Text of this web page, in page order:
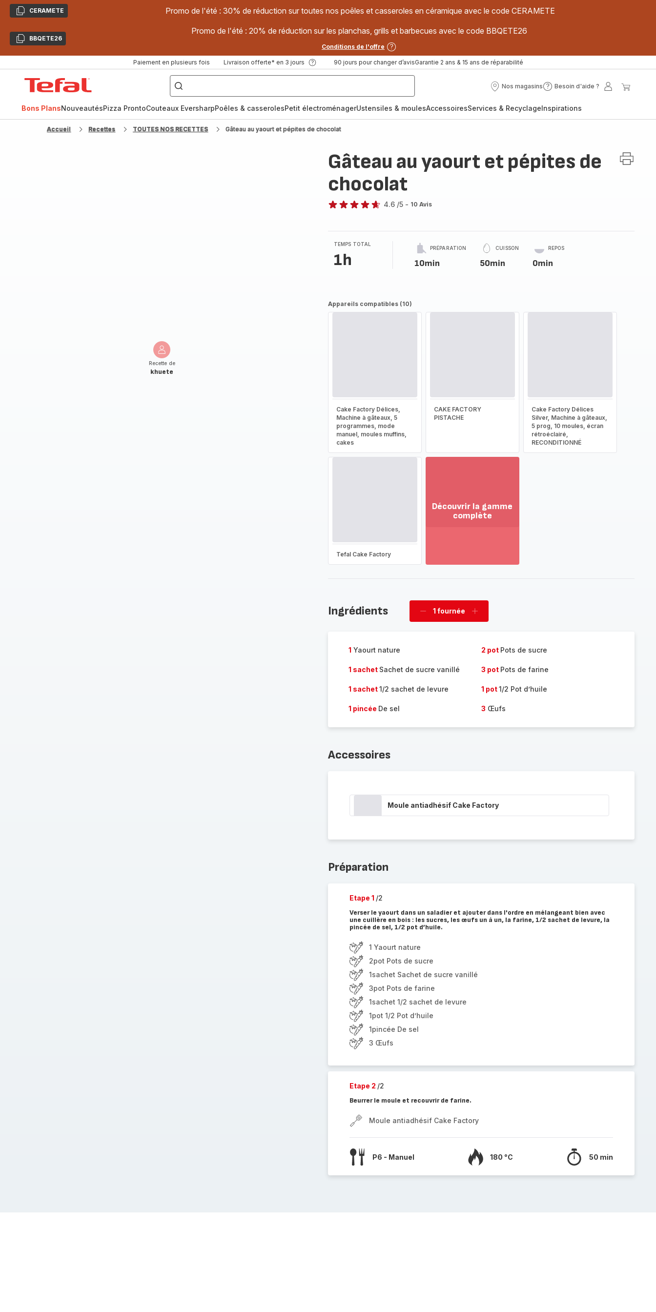
CopierCERAMETE Promo de l'été : 30% de réduction sur toutes nos poêles et casseroles en céramique avec le code CERAMETE
CopierBBQETE26
Promo de l'été : 20% de réduction sur les planchas, grills et barbecues avec le code BBQETE26
Conditions de l'offre
Paiement en plusieurs fois Livraison offerte* en 3 jours 90 jours pour changer d’avisGarantie 2 ans & 15 ans de réparabilité
["Poêles
inox,
Cake
Factory,
Nos magasins
Nos
Besoin d'aide ?
Besoin
?
Mon
Bons PlansNouveautésPizza ProntoCouteaux EversharpPoêles & casserolesPetit électroménagerUstensiles & moulesAccessoiresServices & RecyclageInspirations
Accueil Recettes TOUTES NOS RECETTES Gâteau au yaourt et pépites de chocolat
Recette de
khuete
Gâteau au yaourt et pépites de
chocolat
4.6 /5 - 10 Avis
TEMPS TOTAL
1h
PRÉPARATION
10min
CUISSON
50min
REPOS
0min
Appareils compatibles (10)
Cake Factory Délices,
Machine à gâteaux, 5
programmes, mode
manuel, moules muffins,
cakes
CAKE FACTORY
PISTACHE
Cake Factory Délices
Silver, Machine à gâteaux,
5 prog, 10 moules, écran
rétroéclairé,
RECONDITIONNÉ
Tefal Cake Factory
Découvrir la gamme
complète
la
Ingrédients
Supprimer
1 fournée
Ajouter
1 Yaourt nature 2 pot Pots de sucre
1 sachet Sachet de sucre vanillé 3 pot Pots de farine
1 sachet1/2 sachet de levure 1 pot1/2 Pot d’huile
1 pincée De sel 3 Œufs
Accessoires
Moule antiadhésif Cake Factory
Préparation
Etape 1 /2
Verser le yaourt dans un saladier et ajouter dans l'ordre en mélangeant bien avec
une cuillère en bois : les sucres, les œufs un à un, la farine, 1/2 sachet de levure, la
pincée de sel, 1/2 pot d’huile.
1 Yaourt nature
2pot Pots de sucre
1sachet Sachet de sucre vanillé
3pot Pots de farine
1sachet 1/2 sachet de levure
1pot 1/2 Pot d’huile
1pincée De sel
3 Œufs
Etape 2 /2
Beurrer le moule et recouvrir de farine.
Moule antiadhésif Cake Factory
P6 - Manuel 180 °C 50 min